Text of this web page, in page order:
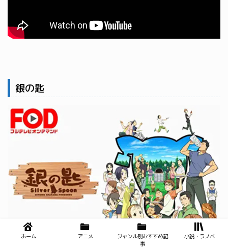
銀の匙
ホーム アニメ
ジャンル別おすすめ記
事
小説・ラノベ